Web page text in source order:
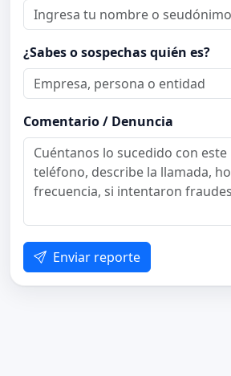
¿Sabes o sospechas quién es?
Comentario / Denuncia
Enviar reporte